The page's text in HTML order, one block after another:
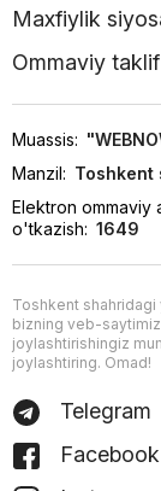
Maxfiylik
Ommaviy taklif
Muassis:
Manzil: Toshkent
Elektron
o'tkazish: 1649
Toshkent shahridagi
bizning veb-
joylashtirishingiz
joylashtiring. Omad!
Telegram
Facebook